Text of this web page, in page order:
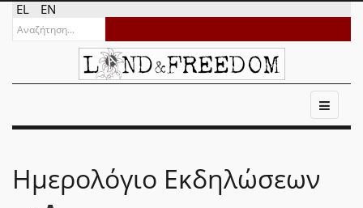
EL EN
Ημερολόγιο Εκδηλώσεων